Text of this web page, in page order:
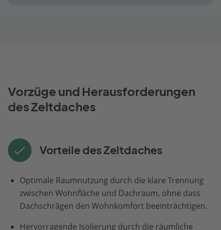
Vorzüge und Herausforderungen
des Zeltdaches
Vorteile des Zeltdaches
Optimale Raumnutzung durch die klare Trennung
zwischen Wohnfläche und Dachraum, ohne dass
Dachschrägen den Wohnkomfort beeinträchtigen.
Hervorragende Isolierung durch die räumliche